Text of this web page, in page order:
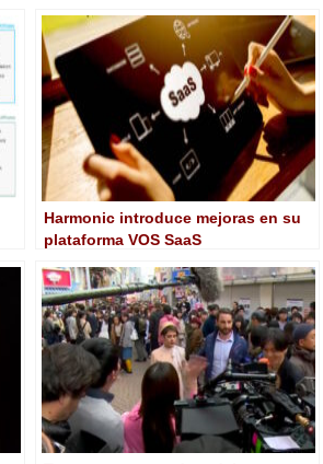
Harmonic introduce mejoras en su
plataforma VOS SaaS